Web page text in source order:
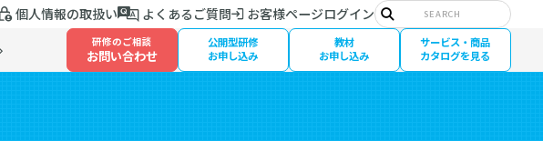
個人情報の取扱い よくあるご質問 お客様ページログインサ
イ
ト
索:
検
索
研修のご相談
お問い合わせ
公開型研修
お申し込み
教材
お申し込み
サービス・商品
カタログを見る